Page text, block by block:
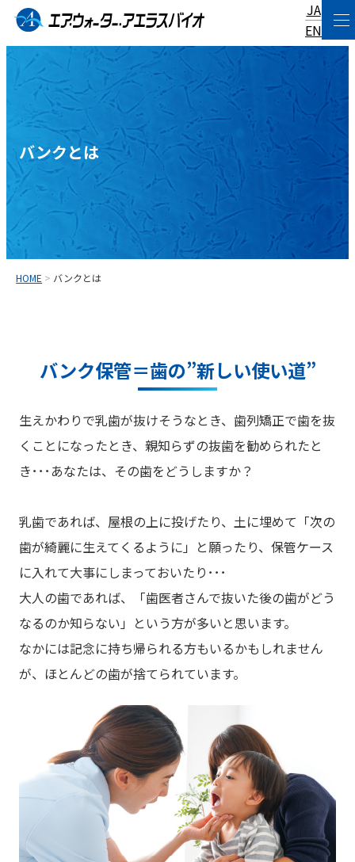
コ
ン
テ
ン
へ
ス
キ
ッ
プ
EN
JA
バンクとは
HOME > バンクとは
バンク保管＝歯の”新しい使い道”
生えかわりで乳歯が抜けそうなとき、歯列矯正で歯を抜
くことになったとき、親知らずの抜歯を勧められたと
き･･･あなたは、その歯をどうしますか？
乳歯であれば、屋根の上に投げたり、土に埋めて「次の
歯が綺麗に生えてくるように」と願ったり、保管ケース
に入れて大事にしまっておいたり･･･
大人の歯であれば、「歯医者さんで抜いた後の歯がどう
なるのか知らない」という方が多いと思います。
なかには記念に持ち帰られる方もいるかもしれません
が、ほとんどの歯が捨てられています。